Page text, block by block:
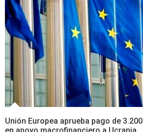
Unión Europea aprueba pago de